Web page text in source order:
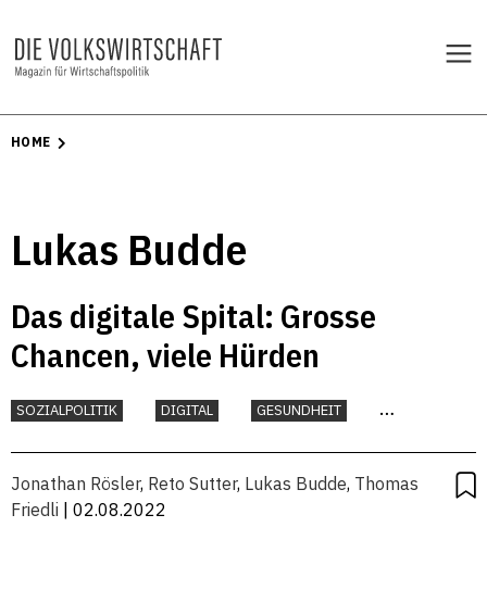
HOME
Lukas Budde
Das digitale Spital: Grosse
Chancen, viele Hürden
SOZIALPOLITIK DIGITAL
GESUNDHEIT
Jonathan Rösler, Reto Sutter, Lukas Budde, Thomas
Friedli | 02.08.2022